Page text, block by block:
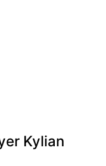
Kylian